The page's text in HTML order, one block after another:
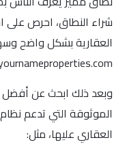
شراء النطاق، احرص
العقارية بشكل واضح
وبعد ذلك ابحث عن أفضل
العقاري عليها، مثل: